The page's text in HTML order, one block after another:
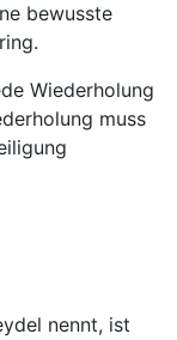
bewusste
Wiederholung
muss
nennt, ist